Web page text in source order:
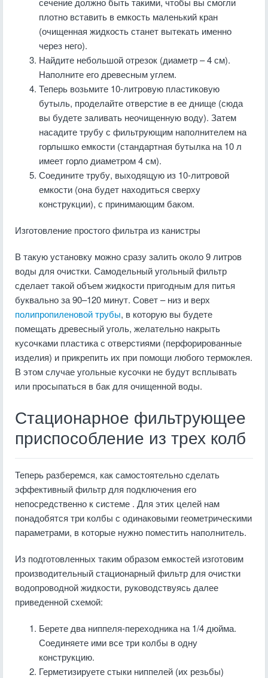
плотно вставить в емкость маленький кран
(очищенная жидкость станет вытекать именно
через него).
Найдите небольшой отрезок (диаметр – 4 см).
Наполните его древесным углем.
Теперь возьмите 10-литровую пластиковую
бутыль, проделайте отверстие в ее днище (сюда
вы будете заливать неочищенную воду). Затем
насадите трубу с фильтрующим наполнителем на
горлышко емкости (стандартная бутылка на 10 л
имеет горло диаметром 4 см).
Соедините трубу, выходящую из 10-литровой
емкости (она будет находиться сверху
конструкции), с принимающим баком.
Изготовление простого фильтра из канистры
В такую установку можно сразу залить около 9 литров
воды для очистки. Самодельный угольный фильтр
сделает такой объем жидкости пригодным для питья
буквально за 90–120 минут. Совет – низ и верх
полипропиленовой трубы, в которую вы будете
помещать древесный уголь, желательно накрыть
кусочками пластика с отверстиями (перфорированные
изделия) и прикрепить их при помощи любого термоклея.
В этом случае угольные кусочки не будут всплывать
или просыпаться в бак для очищенной воды.
Стационарное фильтрующее
приспособление из трех колб
Теперь разберемся, как самостоятельно сделать
эффективный фильтр для подключения его
непосредственно к системе . Для этих целей нам
понадобятся три колбы с одинаковыми геометрическими
параметрами, в которые нужно поместить наполнитель.
Из подготовленных таким образом емкостей изготовим
производительный стационарный фильтр для очистки
водопроводной жидкости, руководствуясь далее
приведенной схемой:
Берете два ниппеля-переходника на 1/4 дюйма.
Соединяете ими все три колбы в одну
конструкцию.
Герметизируете стыки ниппелей (их резьбы)